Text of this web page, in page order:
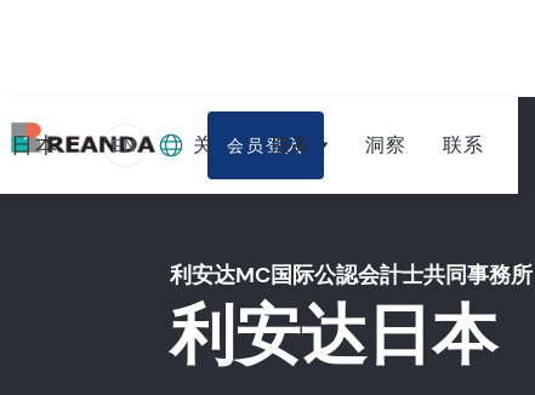
关于 服务 洞察 联系
日本 EN 会员登入
主页 事务所 利安达日本
利安达MC国际公認会計士共同事務所
利安达日本